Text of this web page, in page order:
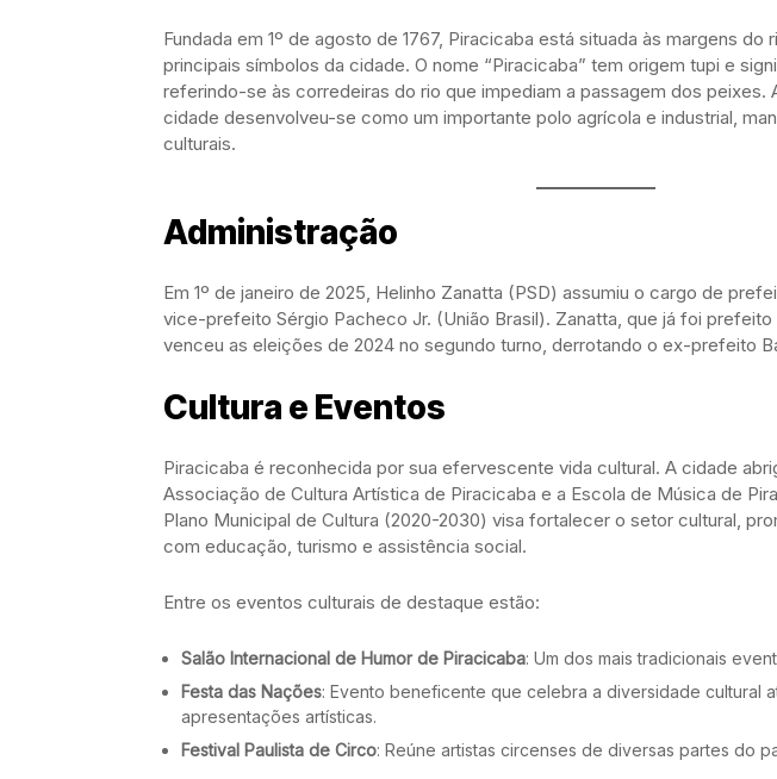
Fundada em 1º de agosto de 1767, Piracicaba está situada às margens do
principais símbolos da cidade. O nome “Piracicaba” tem origem tupi e
referindo-se às corredeiras do rio que impediam a passagem dos peixes.
cidade desenvolveu-se como um importante polo agrícola e industrial,
culturais.
Administração
Em 1º de janeiro de 2025, Helinho Zanatta (PSD) assumiu o cargo de
vice-prefeito Sérgio Pacheco Jr. (União Brasil). Zanatta, que já foi prefeito
venceu as eleições de 2024 no segundo turno, derrotando o ex-prefeito
Cultura e Eventos
Piracicaba é reconhecida por sua efervescente vida cultural. A cidade
Associação de Cultura Artística de Piracicaba e a Escola de Música de
Plano Municipal de Cultura (2020-2030) visa fortalecer o setor cultural,
com educação, turismo e assistência social.
Entre os eventos culturais de destaque estão:
Salão Internacional de Humor de Piracicaba: Um dos mais tradicionais
Festa das Nações: Evento beneficente que celebra a diversidade cultural
apresentações artísticas.
Festival Paulista de Circo: Reúne artistas circenses de diversas partes do